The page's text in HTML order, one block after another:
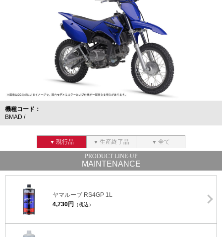
機種コード
BMAD
現行品 生産終了品 全て
MAINTENANCE
ヤマルーブ RS4GP 1L
4,730円 （税込）